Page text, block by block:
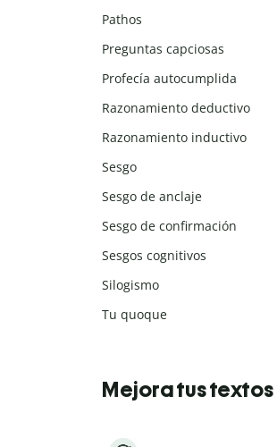
Pathos
Preguntas capciosas
Profecía autocumplida
Razonamiento deductivo
Razonamiento inductivo
Sesgo
Sesgo de anclaje
Sesgo de confirmación
Sesgos cognitivos
Silogismo
Tu quoque
Mejora tus textos